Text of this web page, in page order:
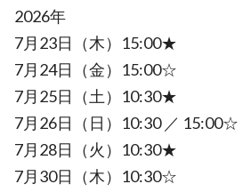
2026年
7月23日（木）15:00★
7月24日（金）15:00☆
7月25日（土）10:30★
7月26日（日）10:30 ／ 15:00☆
7月28日（火）10:30★
7月30日（木）10:30☆